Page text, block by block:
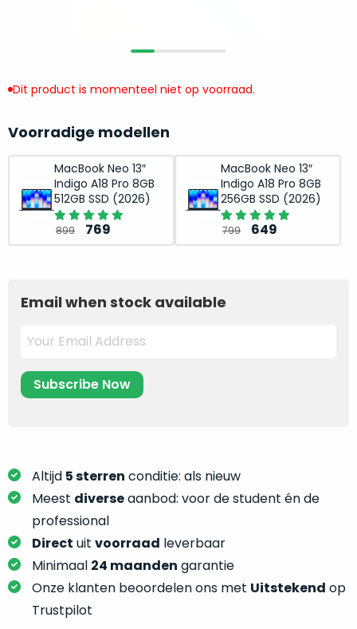
Dit product is momenteel niet op voorraad.
Voorradige modellen
MacBook Neo 13″
Indigo A18 Pro 8GB
512GB SSD (2026)
899
Oorspronkelijke
prijs
769
prijs
MacBook Neo 13″
Indigo A18 Pro 8GB
256GB SSD (2026)
799
Oorspronkelijke
prijs
649
prijs
Email when stock available
Altijd 5 sterren conditie: als nieuw
Meest diverseaanbod: voor de student én de
professional
Direct uit voorraad leverbaar
Minimaal 24 maanden garantie
Onze klanten beoordelen ons met Uitstekend op
Trustpilot
eenmalig
geopend
varianten
van
als
nieuw”-
selectie:
scherpe
prijs.
bespaar
je
slim,
doen
aan
kwaliteit.
Hier
lees
je
conditiebeschrijvingen
kiezen.
wanneer
eigenlijk
niet
precies
waar
beginnen.
heb
nou
precies
hebben
inmiddels
zoveel
verschillende
klanten
voorzien
van
een